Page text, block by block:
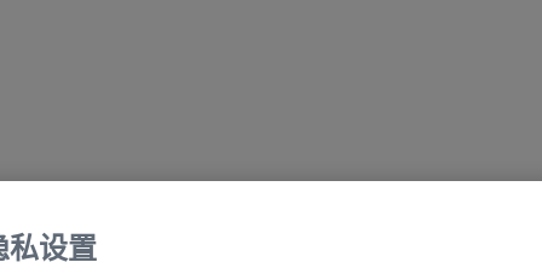
私设置